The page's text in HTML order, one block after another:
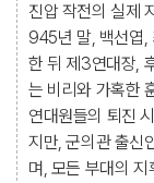
진압 작전의 실제
945년 말, 백선엽,
한 뒤 제3연대장,
는 비리와 가혹한
연대원들의 퇴진
지만, 군의관 출신
며, 모든 부대의